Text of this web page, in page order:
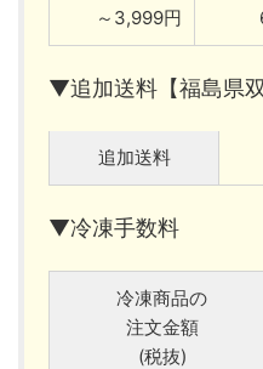
～3,999円
▼追加送料【福島県双
追加送料
▼冷凍手数料
冷凍商品の
注文金額
(税抜)